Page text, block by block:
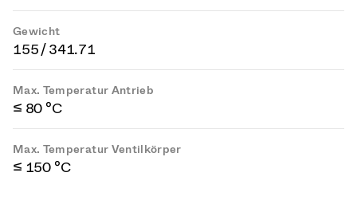
Gewicht
155 / 341.71
Max. Temperatur Antrieb
≤ 80 °C
Max. Temperatur Ventilkörper
≤ 150 °C